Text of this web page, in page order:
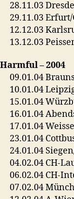
28.11.03
29.11.03
12.12.03
13.12.03
Harmful – 2004
09.01.04
10.01.04
15.01.04
16.01.04
17.01.04
23.01.04
24.01.04
04.02.04 CH-
06.02.04 CH-
07.02.04